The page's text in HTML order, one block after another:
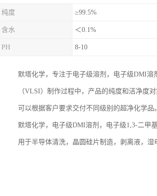
纯度 ≥99.5%
含水 ＜0.1%
PH 8-10
默塔化学，专注于电子级溶剂，电子级DMI
（VLSI）制作过程中，产品的纯度和洁净度
可以根据客户要求交付不同级别的超净化学
默塔化学，电子级DMI溶剂，电子级1,3-二甲
用于半导体清洗，晶圆硅片制造，剥离液，湿